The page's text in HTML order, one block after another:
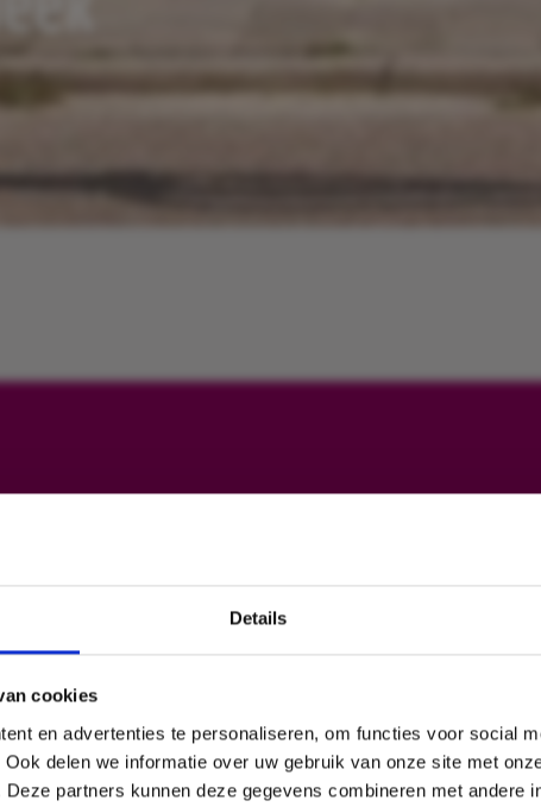
Details
cookies
en advertenties te personaliseren, om functies voor social
delen we informatie over uw gebruik van onze site met
partners kunnen deze gegevens combineren met andere
profiteren van onze kennis?
u nu in voor onze nieuwsbrief en blijf op de hoogte van al
ontwikkelingen.